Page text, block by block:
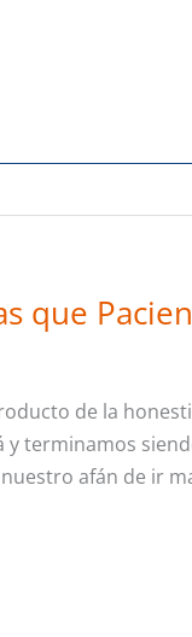
que
de la
terminamos
afán de ir